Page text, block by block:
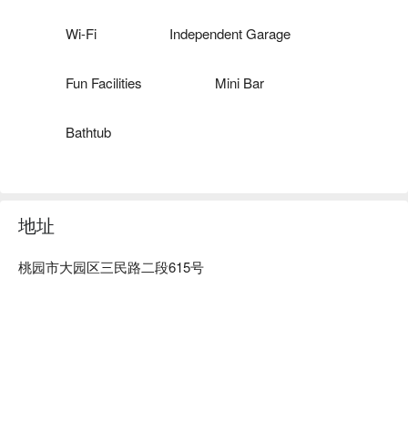
Wi-Fi Independent Garage
Fun Facilities Mini Bar
Bathtub
地址
桃园市大园区三民路二段615号